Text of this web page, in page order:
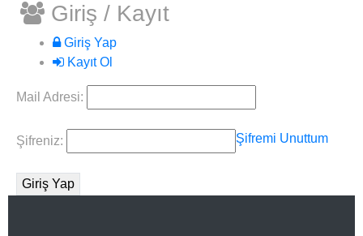
Giriş / Kayıt
Giriş Yap
Kayıt Ol
Mail Adresi:
Şifreniz: Şifremi Unuttum